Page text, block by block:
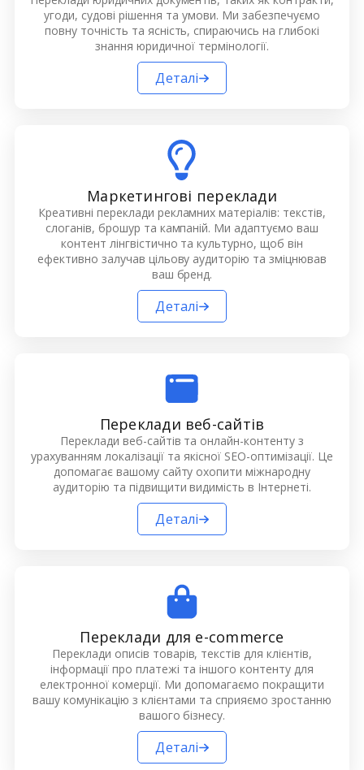
угоди, судові рішення та умови. Ми забезпечуємо
повну точність та ясність, спираючись на глибокі
знання юридичної термінології.
Деталі
Маркетингові переклади
Креативні переклади рекламних матеріалів: текстів,
слоганів, брошур та кампаній. Ми адаптуємо ваш
контент лінгвістично та культурно, щоб він
ефективно залучав цільову аудиторію та зміцнював
ваш бренд.
Деталі
Переклади веб-сайтів
Переклади веб-сайтів та онлайн-контенту з
урахуванням локалізації та якісної SEO-оптимізації. Це
допомагає вашому сайту охопити міжнародну
аудиторію та підвищити видимість в Інтернеті.
Деталі
Переклади для e-commerce
Переклади описів товарів, текстів для клієнтів,
інформації про платежі та іншого контенту для
електронної комерції. Ми допомагаємо покращити
вашу комунікацію з клієнтами та сприяємо зростанню
вашого бізнесу.
Деталі